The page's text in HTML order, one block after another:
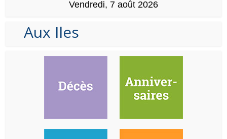
Vendredi, 7 août 2026
Aux Iles